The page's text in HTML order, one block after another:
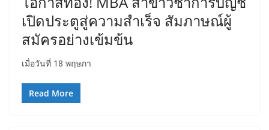
เปิดประตูสู่ความสำเร็จ สัมภาษณ์ผู้
สมัครอย่างเข้มข้น
เมื่อวันที่ 18 พฤษภา
Read More